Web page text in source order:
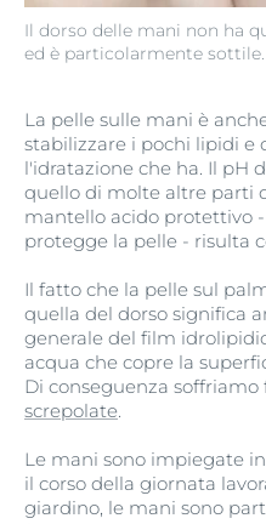
Il dorso delle mani non ha
ed è particolarmente sottile.
La pelle sulle mani è
stabilizzare i pochi lipidi e
l'idratazione che ha. Il pH
quello di molte altre parti
mantello acido protettivo
protegge la pelle - risulta
Il fatto che la pelle sul
quella del dorso significa
generale del film
acqua che copre la
Di conseguenza
screpolate.
Le mani sono impiegate
il corso della giornata
giardino, le mani sono